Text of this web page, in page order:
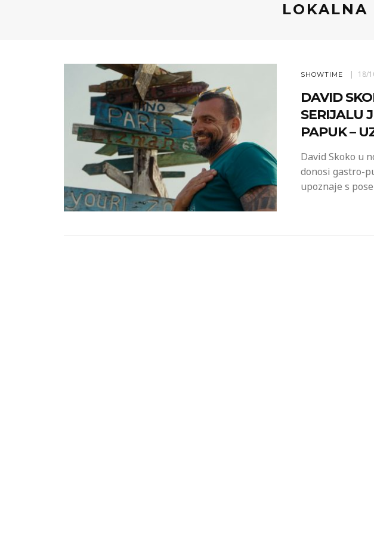
LOKALNA
SHOWTIME 18/
DAVID
SERIJALU
PAPUK –
David Skoko u
donosi gastro-
upoznaje s